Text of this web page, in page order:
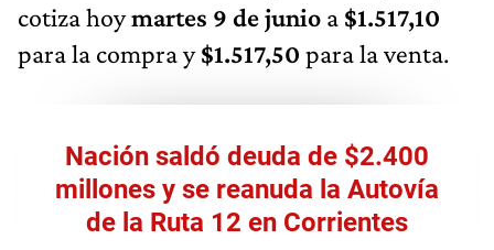
cotiza hoymartes 9 de junio a $1.517,10
para la compra y$1.517,50 para la venta.
Nación saldó deuda de $2.400
millones y se reanuda la Autovía
de la Ruta 12 en Corrientes